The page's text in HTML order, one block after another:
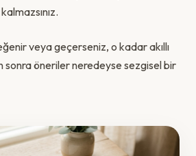
veya geçerseniz, o kadar akıllı
sonra öneriler neredeyse sezgisel bir